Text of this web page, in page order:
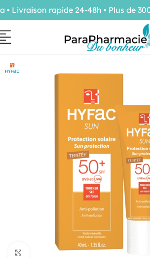
Cliquez pour agrandir
rapide 24-48h • Plus de